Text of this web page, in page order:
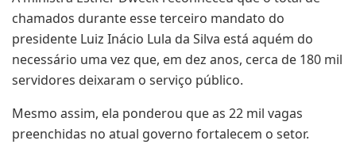
chamados durante esse terceiro mandato do
presidente Luiz Inácio Lula da Silva está aquém do
necessário uma vez que, em dez anos, cerca de 180 mil
servidores deixaram o serviço público.
Mesmo assim, ela ponderou que as 22 mil vagas
preenchidas no atual governo fortalecem o setor.